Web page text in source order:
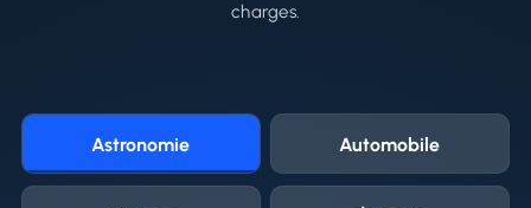
charges.
Astronomie Automobile